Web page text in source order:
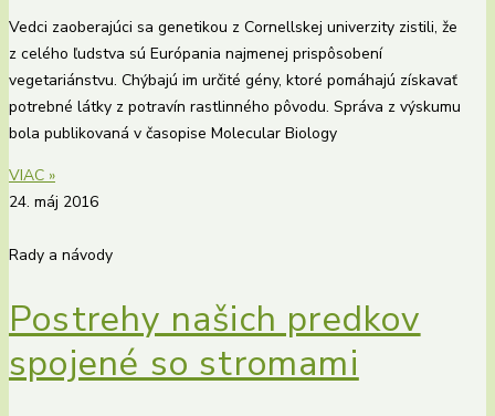
Vedci zaoberajúci sa genetikou z Cornellskej univerzity zistili, že
z celého ľudstva sú Európania najmenej prispôsobení
vegetariánstvu. Chýbajú im určité gény, ktoré pomáhajú získavať
potrebné látky z potravín rastlinného pôvodu. Správa z výskumu
bola publikovaná v časopise Molecular Biology
VIAC »
24. máj 2016
Rady a návody
Postrehy našich predkov
spojené so stromami